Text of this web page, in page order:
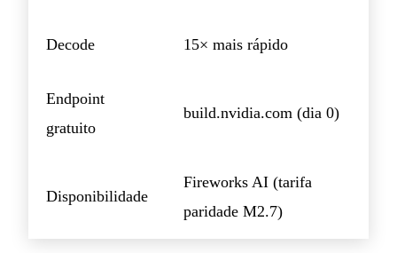
Decode 15× mais rápido
Endpoint
gratuito
build.nvidia.com (dia 0)
Disponibilidade
Fireworks AI (tarifa
paridade M2.7)